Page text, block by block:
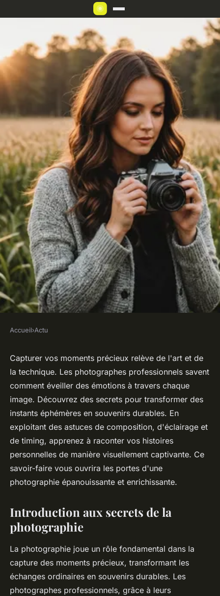
Les secrets d'un photographe
pour capturer vos moments
précieux
admin•11 décembre 2024 •6 min de lecture
Accueil›Actu
Capturer vos moments précieux relève de l'art et de
la technique. Les photographes professionnels savent
comment éveiller des émotions à travers chaque
image. Découvrez des secrets pour transformer des
instants éphémères en souvenirs durables. En
exploitant des astuces de composition, d'éclairage et
de timing, apprenez à raconter vos histoires
personnelles de manière visuellement captivante. Ce
savoir-faire vous ouvrira les portes d'une
photographie épanouissante et enrichissante.
Introduction aux secrets de la
photographie
La photographie joue un rôle fondamental dans la
capture des moments précieux, transformant les
échanges ordinaires en souvenirs durables. Les
photographes professionnels, grâce à leurs